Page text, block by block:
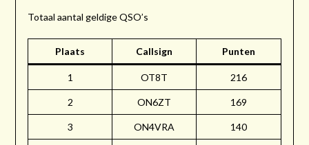
Totaal aantal geldige QSO’s
Plaats Callsign Punten
1 OT8T 216
2 ON6ZT 169
3 ON4VRA 140